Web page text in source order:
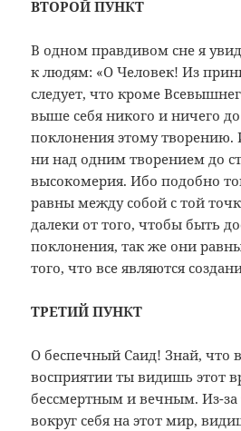
ВТОРОЙ ПУНКТ
В одном правдивом сне я
к людям: «О Человек! Из
следует, что кроме
выше себя никого и ничего
поклонения этому творению.
ни над одним творением до
высокомерия. Ибо подобно
равны между собой с той
далеки от того, чтобы быть
поклонения, так же они
того, что все являются
ТРЕТИЙ ПУНКТ
О беспечный Саид! Знай, что
восприятии ты видишь этот
бессмертным и вечным. Из-за
вокруг себя на этот мир,